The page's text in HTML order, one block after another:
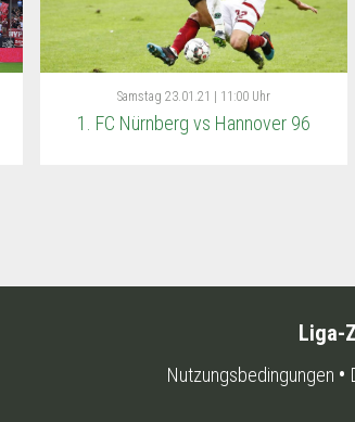
Samstag 23.01.21 | 11:00 Uhr
1. FC Nürnberg vs Hannover 96
Liga-
Nutzungsbedingungen